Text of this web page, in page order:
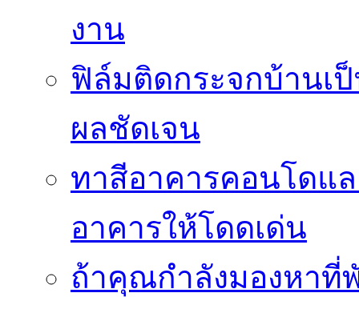
งาน
ฟิล์มติดกระจกบ้านเ
ผลชัดเจน
ทาสีอาคารคอนโดแ
อาคารให้โดดเด่น
ถ้าคุณกำลังมองหาที่